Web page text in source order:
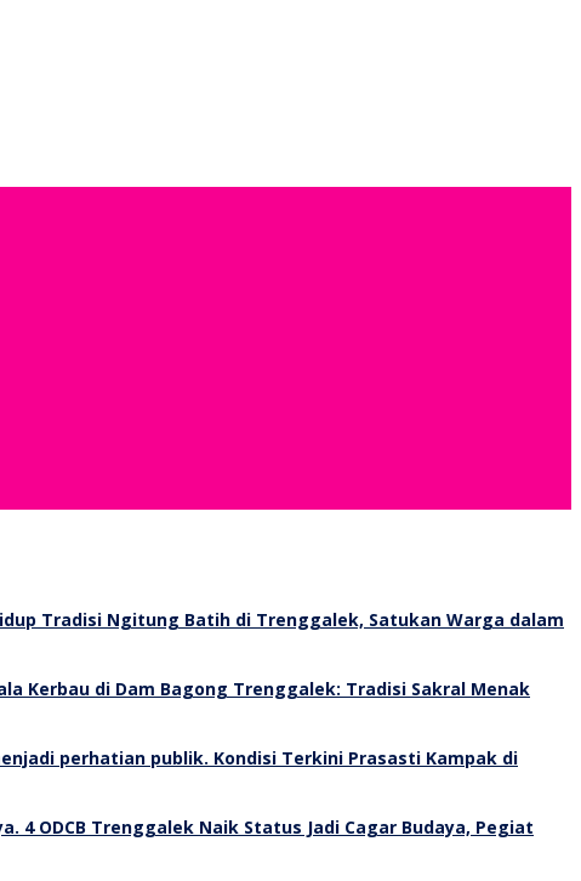
Tradisi Ngitung Batih di Trenggalek, Satukan Warga dalam
Kerbau di Dam Bagong Trenggalek: Tradisi Sakral Menak
Kondisi Terkini Prasasti Kampak di
4 ODCB Trenggalek Naik Status Jadi Cagar Budaya, Pegiat